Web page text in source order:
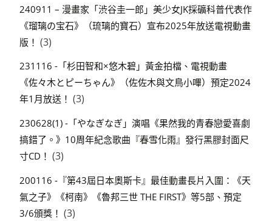
240911 – 漫畫家「渋谷圭一郎」美少女JK採礦科普代表作
《瑠璃の宝石》（琉璃的寶石）宣布2025年放送電視動畫
版！ (3)
231116 -「杉田智和×悠木碧」黃金拍檔、電視動畫
《佐々木とピーちゃん》（佐佐木與文鳥小嗶）預定2024
年1月放送！ (3)
230628(1) -「やなぎなぎ」演唱《果然我的青春戀愛喜劇
搞錯了。》10周年紀念歌曲『春雪化雨』發行黑膠封面尺
寸CD！ (3)
200116 -『第43屆日本奧斯卡』最佳動畫長片入圍：《天
氣之子》《柯南》《魯邦三世 THE FIRST》等5部、預定
3/6頒獎！ (3)